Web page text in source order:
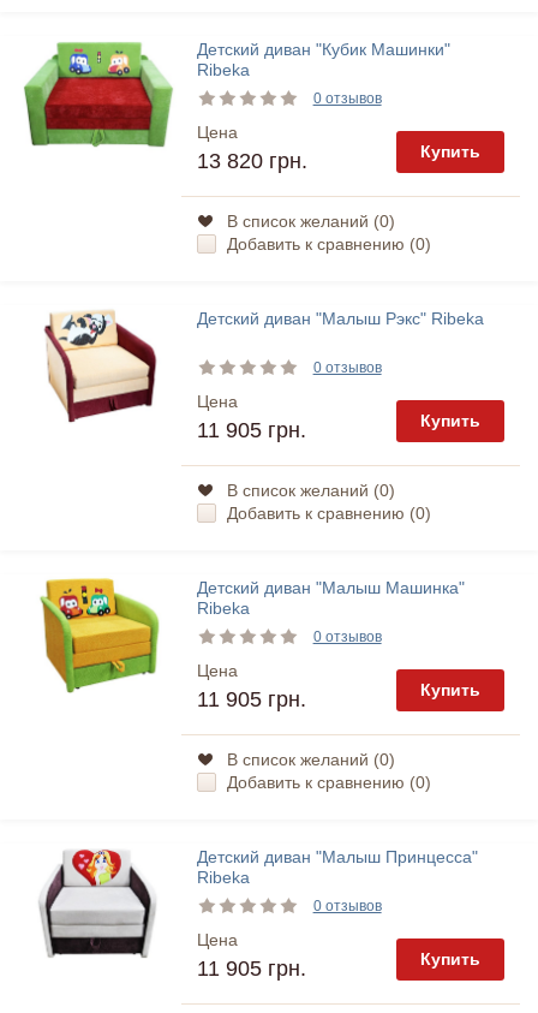
Детский диван "Кубик Машинки"
Ribeka
0 отзывов
Цена
13 820 грн. Купить
В список желаний (0)
Добавить к сравнению (0)
Детский диван "Малыш Рэкс" Ribeka
0 отзывов
Цена
11 905 грн. Купить
В список желаний (0)
Добавить к сравнению (0)
Детский диван "Малыш Машинка"
Ribeka
0 отзывов
Цена
11 905 грн. Купить
В список желаний (0)
Добавить к сравнению (0)
Детский диван "Малыш Принцесса"
Ribeka
0 отзывов
Цена
11 905 грн. Купить